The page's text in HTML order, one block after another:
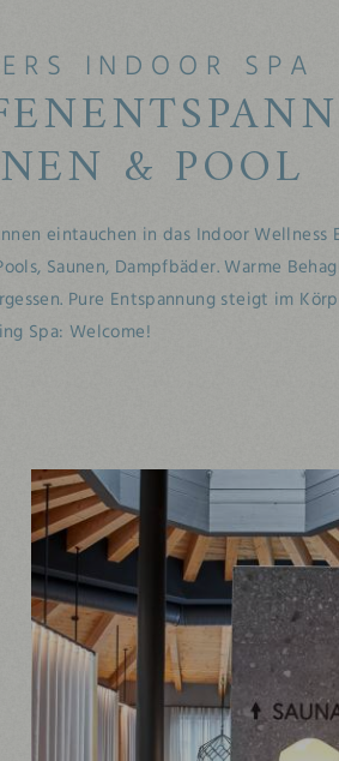
INDOOR SPA
& POOL
eintauchen in das Indoor Wellness
Saunen, Dampfbäder. Warme
Pure Entspannung steigt im
Spa: Welcome!